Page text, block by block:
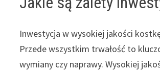
Inwestycja w wysokiej jakości
Przede wszystkim trwałość to
wymiany czy naprawy. Wysokiej